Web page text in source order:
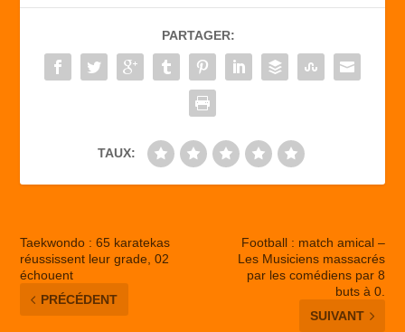
b
o
o
d
o
n
er
PARTAGER:
TAUX:
Taekwondo : 65 karatekas
réussissent leur grade, 02
échouent
PRÉCÉDENT
Football : match amical –
Les Musiciens massacrés
par les comédiens par 8
buts à 0.
SUIVANT